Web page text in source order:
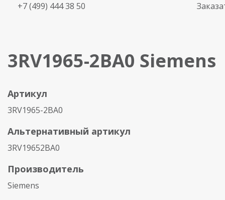
+7 (499) 444 38 50
3RV1965-2BA0 Siemens
Артикул
3RV1965-2BA0
Альтернативный артикул
3RV19652BA0
Производитель
Siemens